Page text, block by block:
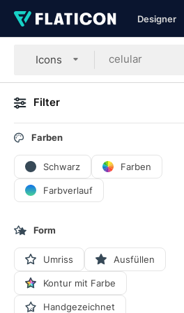
Designer
Icons
Filter
Farben
Schwarz Farben
Farbverlauf
Form
Umriss Ausfüllen
Kontur mit Farbe
Handgezeichnet